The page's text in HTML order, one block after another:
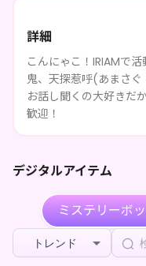
詳細
こんにゃこ！IRIAMで
鬼、天探惹呼(あまさ
お話し聞くの大好きだ
歓迎！
デジタルアイテム
ミステリーボ
トレンド